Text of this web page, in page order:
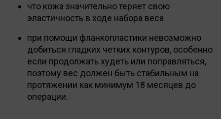
что кожа значительно теряет свою
эластичность в ходе набора веса
при помощи фланкопластики невозможно
добиться гладких четких контуров, особенно
если продолжать худеть или поправляться,
поэтому вес должен быть стабильным на
протяжении как минимум 18 месяцев до
операции.